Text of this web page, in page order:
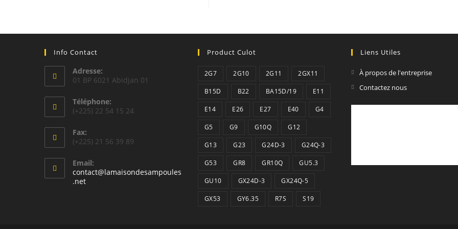
Info Contact
Adresse:
01 BP 6021 Abidjan 01
Téléphone:
(+225) 22 54 15 24
Fax:
(+225) 21 56 39 89
Email:
contact@lamaisondesampoules
.netS’ouvre
Product Culot
2G7 2G10 2G11 2GX11
B15D B22 BA15D/19 E11
E14 E26 E27 E40 G4
G5 G9 G10Q G12
G13 G23 G24D-3 G24Q-3
G53 GR8 GR10Q GU5.3
GU10 GX24D-3 GX24Q-5
GX53 GY6.35 R7S S19
Liens Utiles
À propos de l'entreprise
Contactez nous